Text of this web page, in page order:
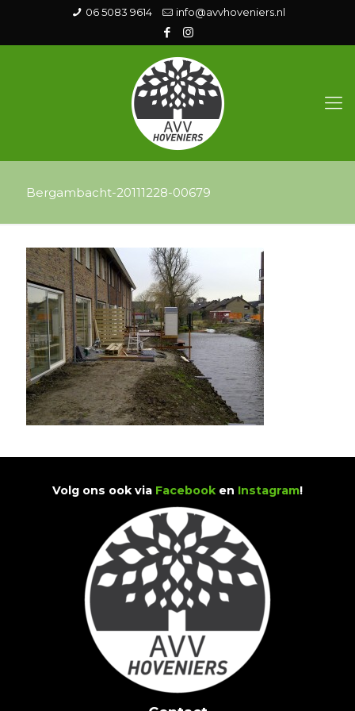
06 5083 9614 info@avvhoveniers.nl
Bergambacht-20111228-00679
Volg ons ook via Facebooken Instagram!